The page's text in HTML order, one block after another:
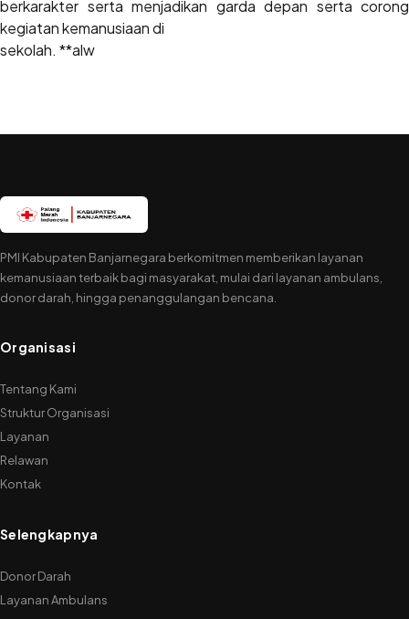
berkarakter serta menjadikan garda depan serta corong
kegiatan kemanusiaan di
sekolah. **alw
PMI Kabupaten Banjarnegara berkomitmen memberikan layanan
kemanusiaan terbaik bagi masyarakat, mulai dari layanan ambulans,
donor darah, hingga penanggulangan bencana.
Organisasi
Tentang Kami
Struktur Organisasi
Layanan
Relawan
Kontak
Selengkapnya
Donor Darah
Layanan Ambulans